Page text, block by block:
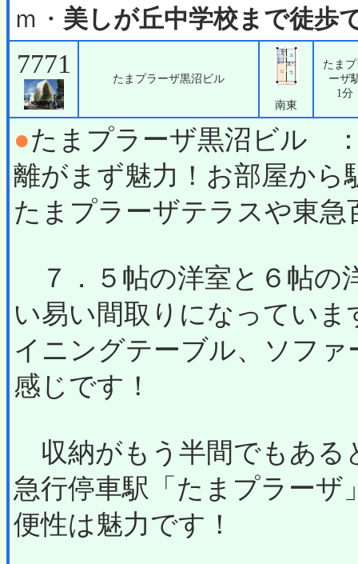
ｍ・ 美しが丘中学校まで徒歩
7771
たまプラーザ黒沼ビル
南東
たま
ーザ
1分
●たまプラーザ黒沼ビル
離がまず魅力！お部屋か
たまプラーザテラスや東
７．５帖の洋室と６帖の
い易い間取りになってい
イニングテーブル、ソフ
感じです！
収納がもう半間でもある
急行停車駅「たまプラーザ
便性は魅力です！